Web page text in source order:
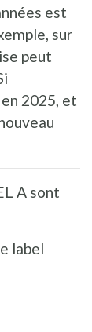
est
sur
peut
2025, et
A sont
label